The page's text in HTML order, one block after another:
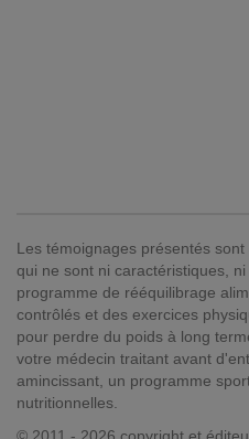
Les témoignages présentés
qui ne sont ni caractéristiques,
programme de rééquilibrage
contrôlés et des exercices
pour perdre du poids à long
votre médecin traitant avant
amincissant, un programme
nutritionnelles.